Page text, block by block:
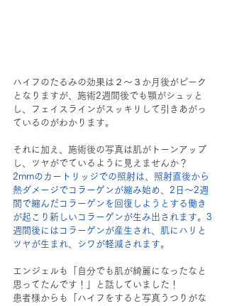
ハイフのたるみの効果は２～３か月後がピーク
となりますが、施術2週間後でも顎がシュッと
し、フェイスラインがスッキリして引きあがっ
ているのがわかります。
それに加え、施術後の写真は肌がトーンアップ
し、ツヤがでているように見えませんか？
2mmのカートリッジでの照射は、照射直後から
熱ダメージでコラーゲンが縮み始め、2日～2週
間で縮んだコラーゲンを回復しようとする働き
が起こり新しいコラーゲンが生み出されます。3
週間後にはコラーゲンが産生され、肌にハリと
ツヤが生まれ、シワが軽減されます。
エンジェルも「自分でも肌が綺麗になったなと
思ってたんです！」と話していました！
患者様からも「ハイフをすると写真うつりがな